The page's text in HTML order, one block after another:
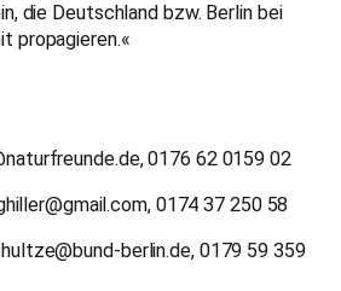
die Deutschland bzw. Berlin bei
propagieren.«
0176 62 0159 02
0174 37 250 58
berlin.de, 0179 59 359